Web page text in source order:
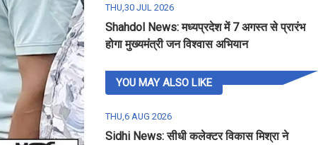
THU,30 JUL 2026
Shahdol News: मध्यप्रदेश में 7 अगस्त से प्रारंभ
होगा मुख्यमंत्री जन विश्वास अभियान
YOU MAY ALSO LIKE
THU,6 AUG 2026
Sidhi News: सीधी कलेक्टर विकास मिश्रा ने